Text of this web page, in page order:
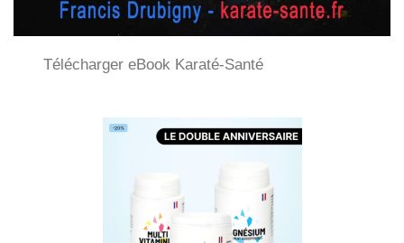
Télécharger eBook Karaté-Santé